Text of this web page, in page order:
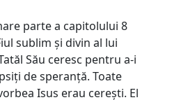
parte a capitolului 8
sublim și divin al lui
Său ceresc pentru a-i
de speranță. Toate
Isus erau cerești. El